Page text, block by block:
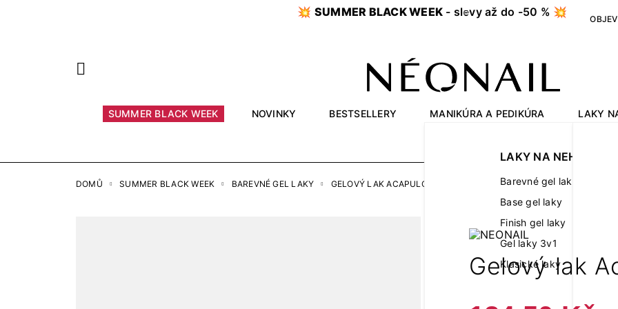
💥 SUMMER BLACK WEEK - slevy až do -50 % 💥 OBJEV
SUMMER BLACK WEEK NOVINKY BESTSELLERY MANIKÚRA A PEDIKÚRA
LAKY NA NEHTY
Barevné gel laky
Base gel laky
Finish gel laky
Gel laky 3v1
Klasické laky
LAKY
DOMŮ SUMMER BLACK WEEK BAREVNÉ GEL LAKY GELOVÝ LAK ACAPULCO 7,2 ML
Gelový lak